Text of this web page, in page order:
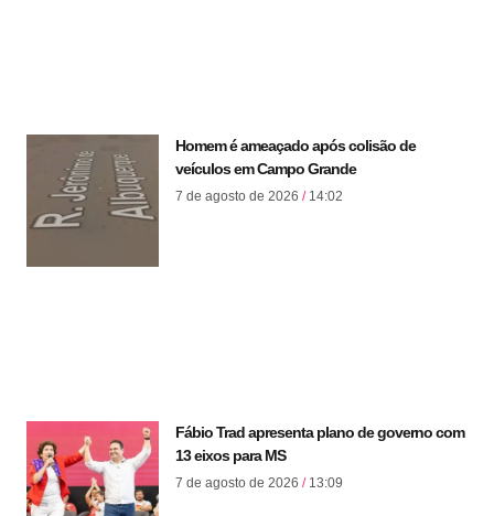
Homem é ameaçado após colisão de
veículos em Campo Grande
7 de agosto de 2026 14:02
Fábio Trad apresenta plano de governo com
13 eixos para MS
7 de agosto de 2026 13:09